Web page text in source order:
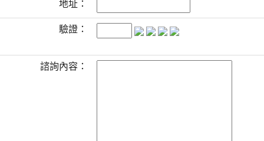
地址：
驗證：
諮詢內容：